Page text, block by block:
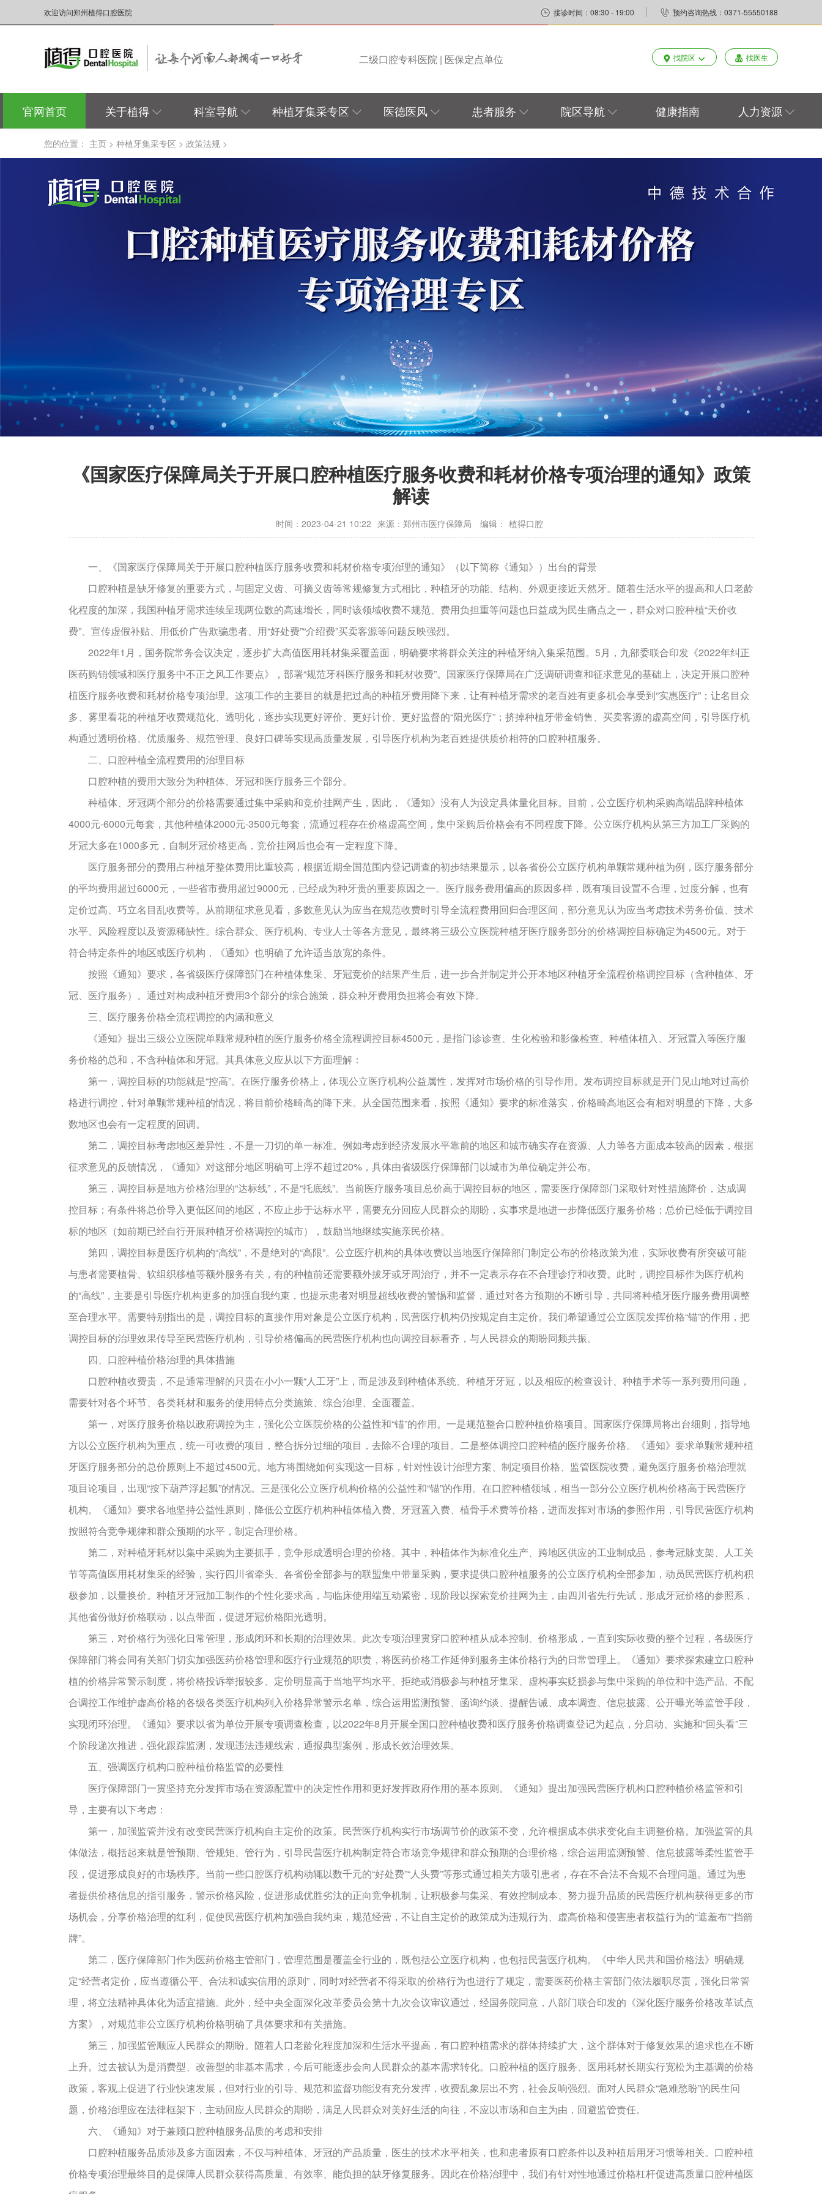
欢迎访问郑州植得口腔医院 预约咨询热线：0371-55550188
接诊时间：08:30 - 19:00
二级口腔专科医院 | 医保定点单位 找院区 找医生
官网首页 关于植得 科室导航 种植牙集采专区 医德医风 患者服务 院区导航 健康指南 人力资源
您的位置： 主页 > 种植牙集采专区 > 政策法规 >
《国家医疗保障局关于开展口腔种植医疗服务收费和耗材价格专项治理的通知》政策
解读
时间：2023-04-21 10:22 来源：郑州市医疗保障局 编辑： 植得口腔
一、《国家医疗保障局关于开展口腔种植医疗服务收费和耗材价格专项治理的通知》（以下简称《通知》）出台的背景
口腔种植是缺牙修复的重要方式，与固定义齿、可摘义齿等常规修复方式相比，种植牙的功能、结构、外观更接近天然牙。随着生活水平的提高和人口老龄
化程度的加深，我国种植牙需求连续呈现两位数的高速增长，同时该领域收费不规范、费用负担重等问题也日益成为民生痛点之一，群众对口腔种植“天价收
费”、宣传虚假补贴、用低价广告欺骗患者、用“好处费”“介绍费”买卖客源等问题反映强烈。
2022年1月，国务院常务会议决定，逐步扩大高值医用耗材集采覆盖面，明确要求将群众关注的种植牙纳入集采范围。5月，九部委联合印发《2022年纠正
医药购销领域和医疗服务中不正之风工作要点》，部署“规范牙科医疗服务和耗材收费”。国家医疗保障局在广泛调研调查和征求意见的基础上，决定开展口腔种
植医疗服务收费和耗材价格专项治理。这项工作的主要目的就是把过高的种植牙费用降下来，让有种植牙需求的老百姓有更多机会享受到“实惠医疗”；让名目众
多、雾里看花的种植牙收费规范化、透明化，逐步实现更好评价、更好计价、更好监督的“阳光医疗”；挤掉种植牙带金销售、买卖客源的虚高空间，引导医疗机
构通过透明价格、优质服务、规范管理、良好口碑等实现高质量发展，引导医疗机构为老百姓提供质价相符的口腔种植服务。
二、口腔种植全流程费用的治理目标
口腔种植的费用大致分为种植体、牙冠和医疗服务三个部分。
种植体、牙冠两个部分的价格需要通过集中采购和竞价挂网产生，因此，《通知》没有人为设定具体量化目标。目前，公立医疗机构采购高端品牌种植体
4000元-6000元每套，其他种植体2000元-3500元每套，流通过程存在价格虚高空间，集中采购后价格会有不同程度下降。公立医疗机构从第三方加工厂采购的
牙冠大多在1000多元，自制牙冠价格更高，竞价挂网后也会有一定程度下降。
医疗服务部分的费用占种植牙整体费用比重较高，根据近期全国范围内登记调查的初步结果显示，以各省份公立医疗机构单颗常规种植为例，医疗服务部分
的平均费用超过6000元，一些省市费用超过9000元，已经成为种牙贵的重要原因之一。医疗服务费用偏高的原因多样，既有项目设置不合理，过度分解，也有
定价过高、巧立名目乱收费等。从前期征求意见看，多数意见认为应当在规范收费时引导全流程费用回归合理区间，部分意见认为应当考虑技术劳务价值、技术
水平、风险程度以及资源稀缺性。综合群众、医疗机构、专业人士等各方意见，最终将三级公立医院种植牙医疗服务部分的价格调控目标确定为4500元。对于
符合特定条件的地区或医疗机构，《通知》也明确了允许适当放宽的条件。
按照《通知》要求，各省级医疗保障部门在种植体集采、牙冠竞价的结果产生后，进一步合并制定并公开本地区种植牙全流程价格调控目标（含种植体、牙
冠、医疗服务）。通过对构成种植牙费用3个部分的综合施策，群众种牙费用负担将会有效下降。
三、医疗服务价格全流程调控的内涵和意义
《通知》提出三级公立医院单颗常规种植的医疗服务价格全流程调控目标4500元，是指门诊诊查、生化检验和影像检查、种植体植入、牙冠置入等医疗服
务价格的总和，不含种植体和牙冠。其具体意义应从以下方面理解：
第一，调控目标的功能就是“控高”。在医疗服务价格上，体现公立医疗机构公益属性，发挥对市场价格的引导作用。发布调控目标就是开门见山地对过高价
格进行调控，针对单颗常规种植的情况，将目前价格畸高的降下来。从全国范围来看，按照《通知》要求的标准落实，价格畸高地区会有相对明显的下降，大多
数地区也会有一定程度的回调。
第二，调控目标考虑地区差异性，不是一刀切的单一标准。例如考虑到经济发展水平靠前的地区和城市确实存在资源、人力等各方面成本较高的因素，根据
征求意见的反馈情况，《通知》对这部分地区明确可上浮不超过20%，具体由省级医疗保障部门以城市为单位确定并公布。
第三，调控目标是地方价格治理的“达标线”，不是“托底线”。当前医疗服务项目总价高于调控目标的地区，需要医疗保障部门采取针对性措施降价，达成调
控目标；有条件将总价导入更低区间的地区，不应止步于达标水平，需要充分回应人民群众的期盼，实事求是地进一步降低医疗服务价格；总价已经低于调控目
标的地区（如前期已经自行开展种植牙价格调控的城市），鼓励当地继续实施亲民价格。
第四，调控目标是医疗机构的“高线”，不是绝对的“高限”。公立医疗机构的具体收费以当地医疗保障部门制定公布的价格政策为准，实际收费有所突破可能
与患者需要植骨、软组织移植等额外服务有关，有的种植前还需要额外拔牙或牙周治疗，并不一定表示存在不合理诊疗和收费。此时，调控目标作为医疗机构
的“高线”，主要是引导医疗机构更多的加强自我约束，也提示患者对明显超线收费的警惕和监督，通过对各方预期的不断引导，共同将种植牙医疗服务费用调整
至合理水平。需要特别指出的是，调控目标的直接作用对象是公立医疗机构，民营医疗机构仍按规定自主定价。我们希望通过公立医院发挥价格“锚”的作用，把
调控目标的治理效果传导至民营医疗机构，引导价格偏高的民营医疗机构也向调控目标看齐，与人民群众的期盼同频共振。
四、口腔种植价格治理的具体措施
口腔种植收费贵，不是通常理解的只贵在小小一颗“人工牙”上，而是涉及到种植体系统、种植牙牙冠，以及相应的检查设计、种植手术等一系列费用问题，
需要针对各个环节、各类耗材和服务的使用特点分类施策、综合治理、全面覆盖。
第一，对医疗服务价格以政府调控为主，强化公立医院价格的公益性和“锚”的作用。一是规范整合口腔种植价格项目。国家医疗保障局将出台细则，指导地
方以公立医疗机构为重点，统一可收费的项目，整合拆分过细的项目，去除不合理的项目。二是整体调控口腔种植的医疗服务价格。《通知》要求单颗常规种植
牙医疗服务部分的总价原则上不超过4500元。地方将围绕如何实现这一目标，针对性设计治理方案、制定项目价格、监管医院收费，避免医疗服务价格治理就
项目论项目，出现“按下葫芦浮起瓢”的情况。三是强化公立医疗机构价格的公益性和“锚”的作用。在口腔种植领域，相当一部分公立医疗机构价格高于民营医疗
机构。《通知》要求各地坚持公益性原则，降低公立医疗机构种植体植入费、牙冠置入费、植骨手术费等价格，进而发挥对市场的参照作用，引导民营医疗机构
按照符合竞争规律和群众预期的水平，制定合理价格。
第二，对种植牙耗材以集中采购为主要抓手，竞争形成透明合理的价格。其中，种植体作为标准化生产、跨地区供应的工业制成品，参考冠脉支架、人工关
节等高值医用耗材集采的经验，实行四川省牵头、各省份全部参与的联盟集中带量采购，要求提供口腔种植服务的公立医疗机构全部参加，动员民营医疗机构积
极参加，以量换价。种植牙牙冠加工制作的个性化要求高，与临床使用端互动紧密，现阶段以探索竞价挂网为主，由四川省先行先试，形成牙冠价格的参照系，
其他省份做好价格联动，以点带面，促进牙冠价格阳光透明。
第三，对价格行为强化日常管理，形成闭环和长期的治理效果。此次专项治理贯穿口腔种植从成本控制、价格形成，一直到实际收费的整个过程，各级医疗
保障部门将会同有关部门切实加强医药价格管理和医疗行业规范的职责，将医药价格工作延伸到服务主体价格行为的日常管理上。《通知》要求探索建立口腔种
植的价格异常警示制度，将价格投诉举报较多、定价明显高于当地平均水平、拒绝或消极参与种植牙集采、虚构事实贬损参与集中采购的单位和中选产品、不配
合调控工作维护虚高价格的各级各类医疗机构列入价格异常警示名单，综合运用监测预警、函询约谈、提醒告诫、成本调查、信息披露、公开曝光等监管手段，
实现闭环治理。《通知》要求以省为单位开展专项调查检查，以2022年8月开展全国口腔种植收费和医疗服务价格调查登记为起点，分启动、实施和“回头看”三
个阶段递次推进，强化跟踪监测，发现违法违规线索，通报典型案例，形成长效治理效果。
五、强调医疗机构口腔种植价格监管的必要性
医疗保障部门一贯坚持充分发挥市场在资源配置中的决定性作用和更好发挥政府作用的基本原则。《通知》提出加强民营医疗机构口腔种植价格监管和引
导，主要有以下考虑：
第一，加强监管并没有改变民营医疗机构自主定价的政策。民营医疗机构实行市场调节价的政策不变，允许根据成本供求变化自主调整价格。加强监管的具
体做法，概括起来就是管预期、管规矩、管行为，引导民营医疗机构制定符合市场竞争规律和群众预期的合理价格，综合运用监测预警、信息披露等柔性监管手
段，促进形成良好的市场秩序。当前一些口腔医疗机构动辄以数千元的“好处费”“人头费”等形式通过相关方吸引患者，存在不合法不合规不合理问题。通过为患
者提供价格信息的指引服务，警示价格风险，促进形成优胜劣汰的正向竞争机制，让积极参与集采、有效控制成本、努力提升品质的民营医疗机构获得更多的市
场机会，分享价格治理的红利，促使民营医疗机构加强自我约束，规范经营，不让自主定价的政策成为违规行为、虚高价格和侵害患者权益行为的“遮羞布”“挡箭
牌”。
第二，医疗保障部门作为医药价格主管部门，管理范围是覆盖全行业的，既包括公立医疗机构，也包括民营医疗机构。《中华人民共和国价格法》明确规
定“经营者定价，应当遵循公平、合法和诚实信用的原则”，同时对经营者不得采取的价格行为也进行了规定，需要医药价格主管部门依法履职尽责，强化日常管
理，将立法精神具体化为适宜措施。此外，经中央全面深化改革委员会第十九次会议审议通过，经国务院同意，八部门联合印发的《深化医疗服务价格改革试点
方案》，对规范非公立医疗机构价格明确了具体要求和有关措施。
第三，加强监管顺应人民群众的期盼。随着人口老龄化程度加深和生活水平提高，有口腔种植需求的群体持续扩大，这个群体对于修复效果的追求也在不断
上升。过去被认为是消费型、改善型的非基本需求，今后可能逐步会向人民群众的基本需求转化。口腔种植的医疗服务、医用耗材长期实行宽松为主基调的价格
政策，客观上促进了行业快速发展，但对行业的引导、规范和监督功能没有充分发挥，收费乱象层出不穷，社会反响强烈。面对人民群众“急难愁盼”的民生问
题，价格治理应在法律框架下，主动回应人民群众的期盼，满足人民群众对美好生活的向往，不应以市场和自主为由，回避监管责任。
六、《通知》对于兼顾口腔种植服务品质的考虑和安排
口腔种植服务品质涉及多方面因素，不仅与种植体、牙冠的产品质量，医生的技术水平相关，也和患者原有口腔条件以及种植后用牙习惯等相关。口腔种植
价格专项治理最终目的是保障人民群众获得高质量、有效率、能负担的缺牙修复服务。因此在价格治理中，我们有针对性地通过价格杠杆促进高质量口腔种植医